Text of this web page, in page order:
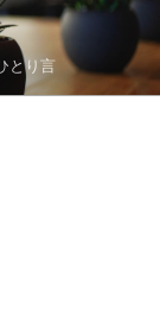
とり言